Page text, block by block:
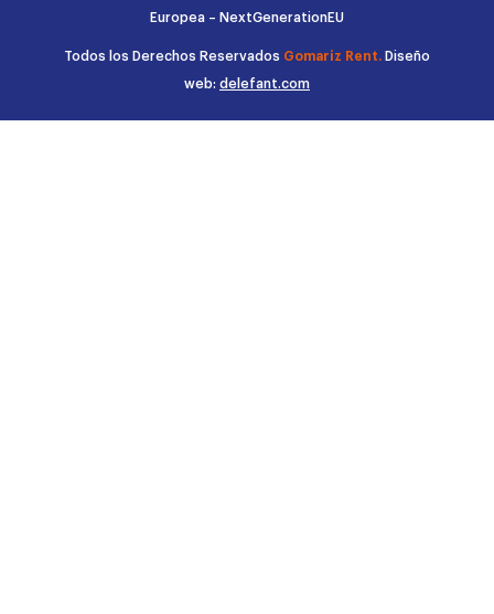
Europea – NextGenerationEU
Todos los Derechos Reservados Gomariz Rent. Diseño
web: delefant.com